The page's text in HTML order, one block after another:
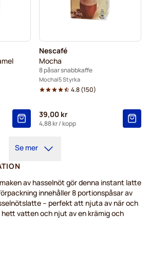
Nescafé
Mocha
8 påsar snabbkaffe
Mocha 5 Styrka
4.8(150)
39,00 kr
4,88 kr/ kopp
Se mer
av hasselnöt gör denna instant latte
innehåller 8 portionspåsar av
– perfekt att njuta av när och
hett vatten och njut av en krämig och